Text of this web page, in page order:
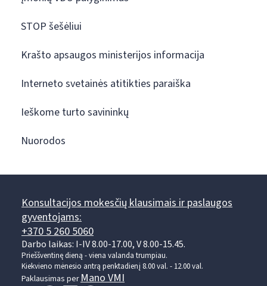
STOP šešėliui
Krašto apsaugos ministerijos informacija
Interneto svetainės atitikties paraiška
Ieškome turto savininkų
Nuorodos
Konsultacijos mokesčių klausimais ir paslaugos
gyventojams:
+370 5 260 5060
Darbo laikas: I-IV 8.00-17.00, V 8.00-15.45.
Prieššventinę dieną - viena valanda trumpiau.
Kiekvieno mėnesio antrą penktadienį 8.00 val. - 12.00 val.
Paklausimas per Mano VMI